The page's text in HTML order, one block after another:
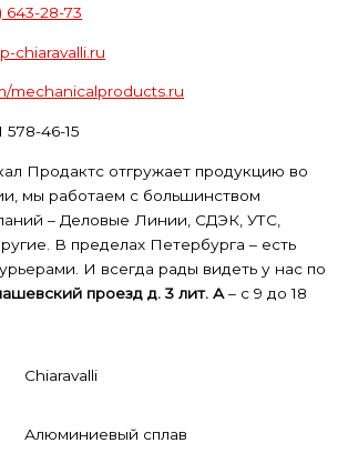
643-28-73
chiaravalli.ru
mechanicalproducts.ru
578-46-15
Продактс отгружает продукцию во
мы работаем с большинством
– Деловые Линии, СДЭК, УТС,
В пределах Петербурга – есть
И всегда рады видеть у нас по
проезд д. 3 лит. А – с 9 до 18
Chiaravalli
Алюминиевый сплав